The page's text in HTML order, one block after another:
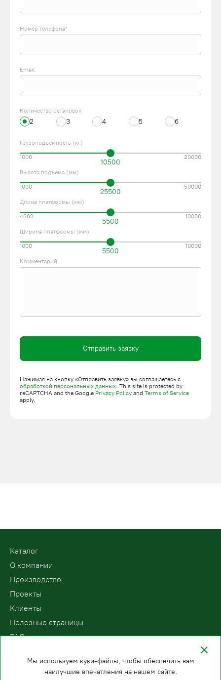
Номер телефона*
Email
Количество остановок
2 3 4 5 6
Грузоподъемность (кг)
10500
1000 20000
Высота подъема (мм)
25500
1000 50000
Длина платформы (мм)
5500
4500 10000
Ширина платформы (мм)
5500
1000 10000
Комментарий
Отправить заявку
Нажимая на кнопку «Отправить заявку» вы соглашаетесь с
обработкой персональных данных. This site is protected by
reCAPTCHA and the Google Privacy Policy and Terms of Service
apply.
Kаталог
О компании
Производство
Проекты
Клиенты
Полезные страницы
FAQ
Мы используем куки-файлы, чтобы обеспечить вам
наилучшие впечатления на нашем сайте.